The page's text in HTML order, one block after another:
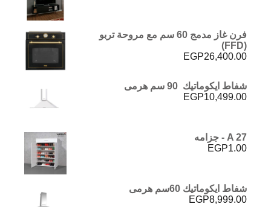
فرن غاز مدمج 60 سم مع مروحة تربو
(FFD)
EGP26,400.00
شفاط ايكوماتيك 90 سم هرمى
EGP10,499.00
A 27 - جزامه
EGP1.00
شفاط ايكوماتيك 60سم هرمى
EGP8,999.00